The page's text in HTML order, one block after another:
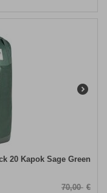
20 Kapok Sage Green
70,00 €